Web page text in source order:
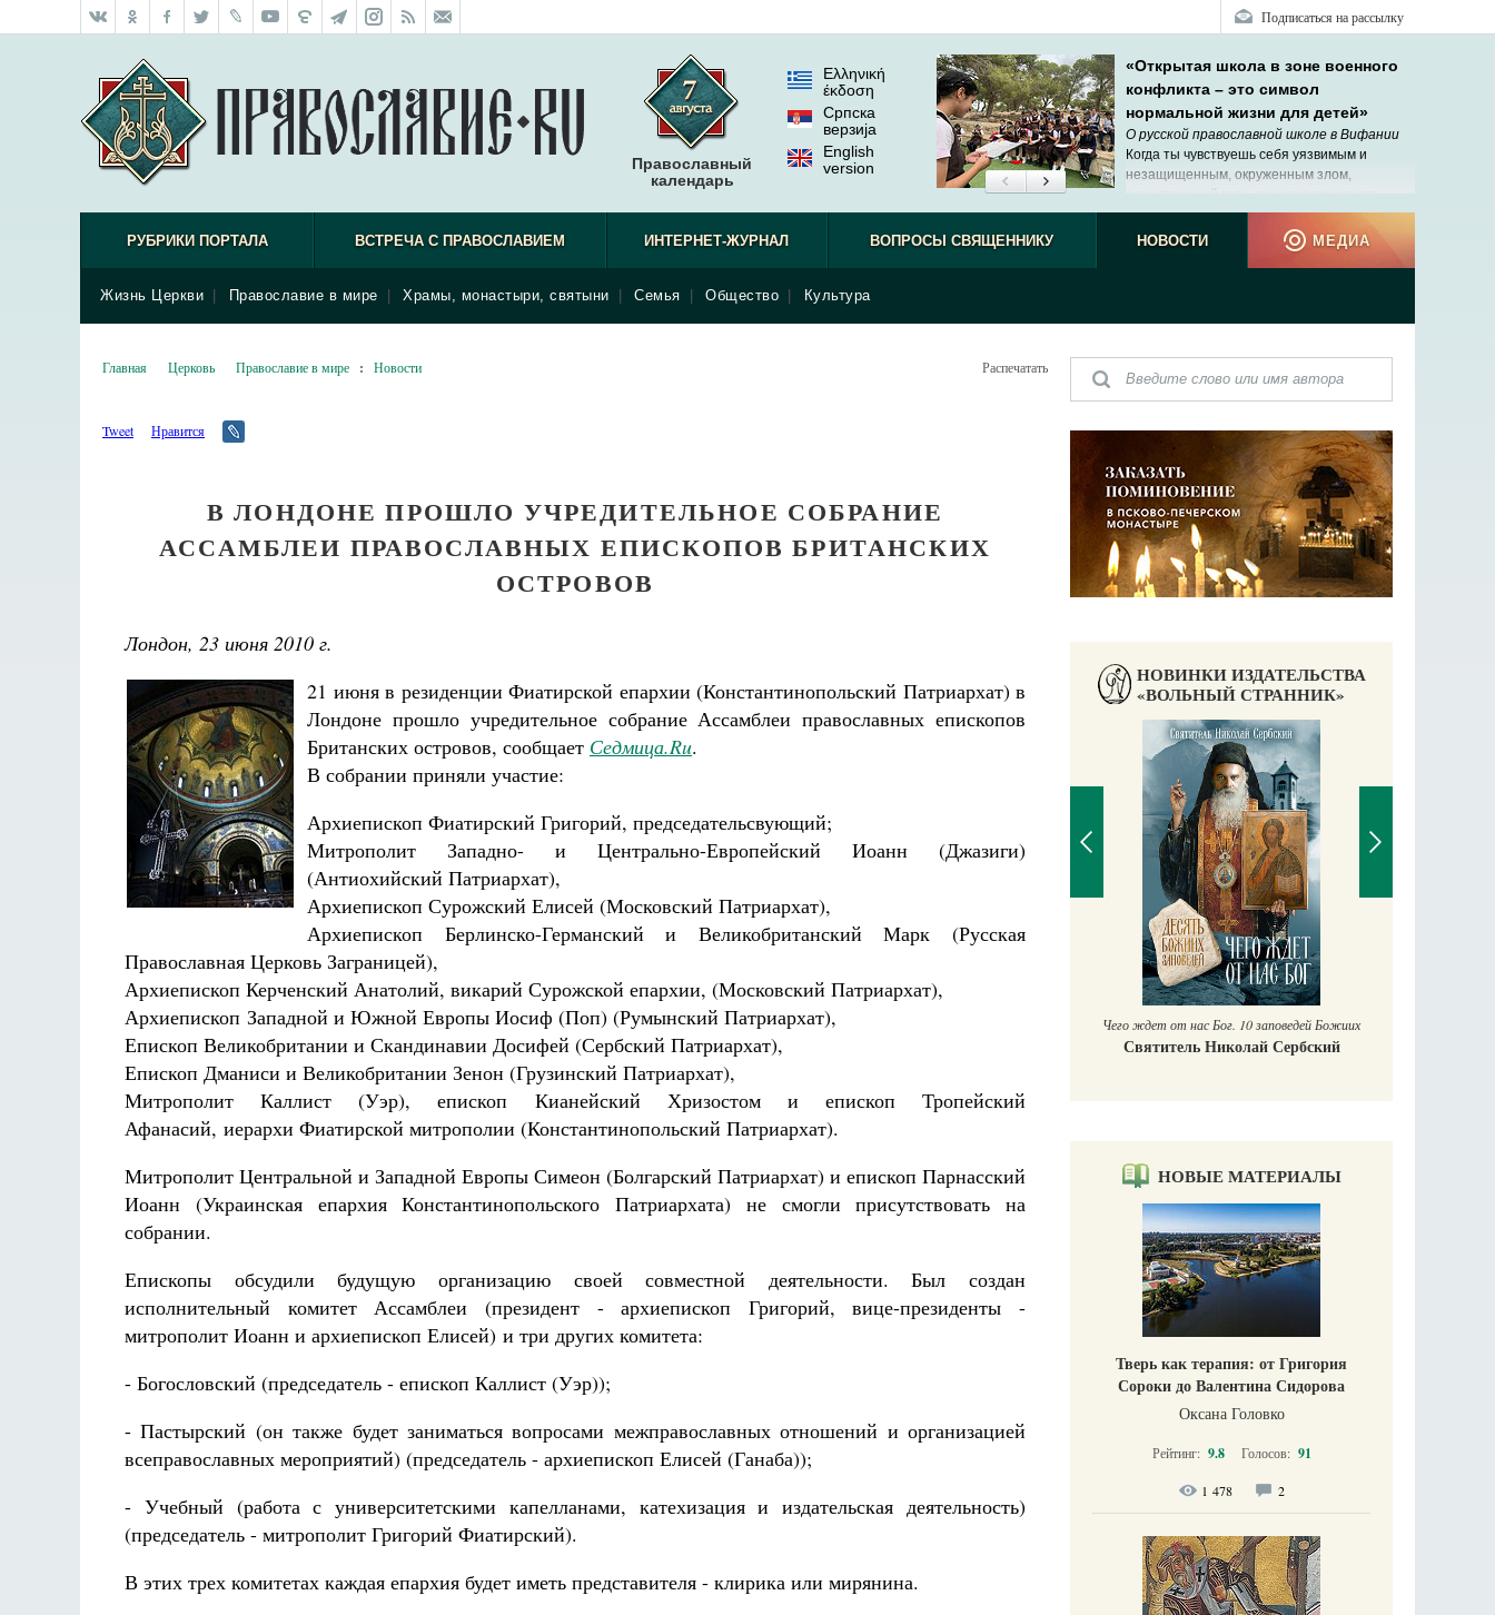
Подписаться на рассылку
Православный
календарь
Ελληνική
έκδοση
Српска
верзиjа
English
version
«Открытая школа в зоне военного
конфликта – это символ
нормальной жизни для детей»
О русской православной школе в Вифании
Когда ты чувствуешь себя уязвимым и
незащищенным, окруженным злом,
прийти помощь, – Господь.
РУБРИКИ ПОРТАЛА ВСТРЕЧА С ПРАВОСЛАВИЕМ ИНТЕРНЕТ-ЖУРНАЛ ВОПРОСЫ СВЯЩЕННИКУ НОВОСТИ
Жизнь Церкви Православие в мире Храмы, монастыри, святыни Семья Общество Культура
МЕДИА
Главная Церковь Православие в мире : Новости Распечатать
Tweet Нравится
В ЛОНДОНЕ ПРОШЛО УЧРЕДИТЕЛЬНОЕ СОБРАНИЕ
АССАМБЛЕИ ПРАВОСЛАВНЫХ ЕПИСКОПОВ БРИТАНСКИХ
ОСТРОВОВ
Лондон, 23 июня 2010 г.
21 июня в резиденции Фиатирской епархии (Константинопольский Патриархат) в
Лондоне прошло учредительное собрание Ассамблеи православных епископов
Британских островов, сообщает Седмица.Ru.
В собрании приняли участие:
Архиепископ Фиатирский Григорий, председательсвующий;
Митрополит Западно- и Центрально-Европейский Иоанн (Джазиги)
(Антиохийский Патриархат),
Архиепископ Сурожский Елисей (Московский Патриархат),
Архиепископ Берлинско-Германский и Великобританский Марк (Русская
Православная Церковь Заграницей),
Архиепископ Керченский Анатолий, викарий Сурожской епархии, (Московский Патриархат),
Архиепископ Западной и Южной Европы Иосиф (Поп) (Румынский Патриархат),
Епископ Великобритании и Скандинавии Досифей (Сербский Патриархат),
Епископ Дманиси и Великобритании Зенон (Грузинский Патриархат),
Митрополит Каллист (Уэр), епископ Кианейский Хризостом и епископ Тропейский
Афанасий, иерархи Фиатирской митрополии (Константинопольский Патриархат).
Митрополит Центральной и Западной Европы Симеон (Болгарский Патриархат) и епископ Парнасский
Иоанн (Украинская епархия Константинопольского Патриархата) не смогли присутствовать на
собрании.
Епископы обсудили будущую организацию своей совместной деятельности. Был создан
исполнительный комитет Ассамблеи (президент - архиепископ Григорий, вице-президенты -
митрополит Иоанн и архиепископ Елисей) и три других комитета:
- Богословский (председатель - епископ Каллист (Уэр));
- Пастырский (он также будет заниматься вопросами межправославных отношений и организацией
всеправославных мероприятий) (председатель - архиепископ Елисей (Ганаба));
- Учебный (работа с университетскими капелланами, катехизация и издательская деятельность)
(председатель - митрополит Григорий Фиатирский).
В этих трех комитетах каждая епархия будет иметь представителя - клирика или мирянина.
НОВИНКИ ИЗДАТЕЛЬСТВА
«ВОЛЬНЫЙ СТРАННИК»
Разлуки не будет
Фредерика де Грааф Как найти своё место в жизни
Кирилл Мурышев
Великомученик Георгий Победоносец. Научись у
святого
Чего ждет от нас Бог. 10 заповедей Божиих
Святитель Николай Сербский
НОВЫЕ МАТЕРИАЛЫ
Тверь как терапия: от Григория
Сороки до Валентина Сидорова
Оксана Головко
Рейтинг: 9.8 Голосов: 91
1 478 2